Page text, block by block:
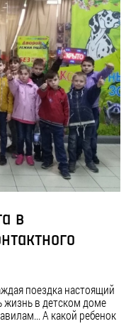
в
поездка настоящий
жизнь в детском доме
А какой ребенок